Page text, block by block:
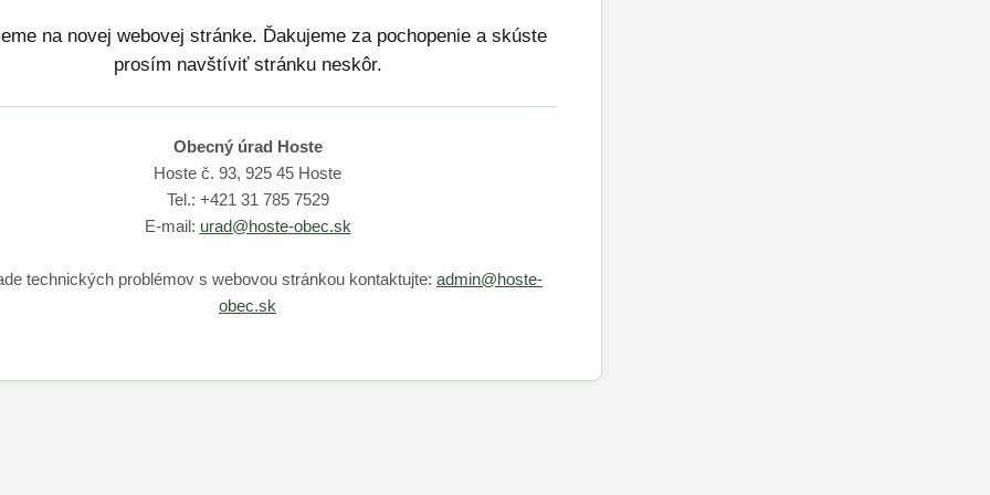
na novej webovej stránke. Ďakujeme za pochopenie a skúste
prosím navštíviť stránku neskôr.
Obecný úrad Hoste
Hoste č. 93, 925 45 Hoste
Tel.: +421 31 785 7529
E-mail: urad@hoste-obec.sk
technických problémov s webovou stránkou kontaktujte: admin@hoste-
obec.sk